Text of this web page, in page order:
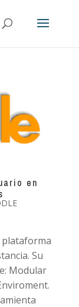
en
plataforma
Su
Modular